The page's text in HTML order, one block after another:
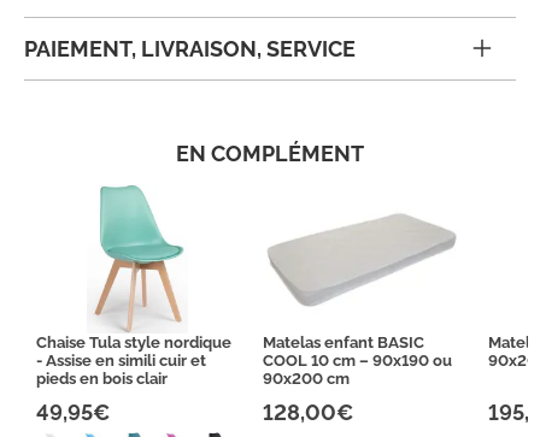
PAIEMENT, LIVRAISON, SERVICE
EN COMPLÉMENT
Chaise Tula style nordique
- Assise en simili cuir et
pieds en bois clair
49,95€
Matelas enfant BASIC
COOL 10 cm – 90x190 ou
90x200 cm
128,00€